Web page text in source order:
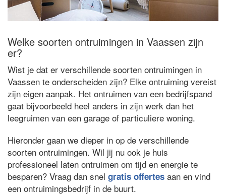
Welke soorten ontruimingen in Vaassen zijn
er?
Wist je dat er verschillende soorten ontruimingen in
Vaassen te onderscheiden zijn? Elke ontruiming vereist
zijn eigen aanpak. Het ontruimen van een bedrijfspand
gaat bijvoorbeeld heel anders in zijn werk dan het
leegruimen van een garage of particuliere woning.
Hieronder gaan we dieper in op de verschillende
soorten ontruimingen. Wil jij nu ook je huis
professioneel laten ontruimen om tijd en energie te
besparen? Vraag dan snel gratis offertes aan en vind
een ontruimingsbedrijf in de buurt.